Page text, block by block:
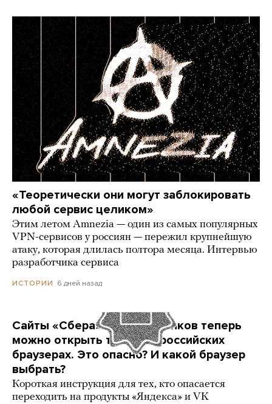
«Теоретически они могут заблокировать
любой сервис целиком»
Этим летом Amnezia — один из самых популярных
VPN-сервисов у россиян — пережил крупнейшую
атаку, которая длилась полтора месяца. Интервью
разработчика сервиса
ИСТОРИИ 6 дней назад
Сайты «Сбера» и других банков теперь
можно открыть только в российских
браузерах. Это опасно? И какой браузер
выбрать?
Короткая инструкция для тех, кто опасается
переходить на продукты «Яндекса» и VK